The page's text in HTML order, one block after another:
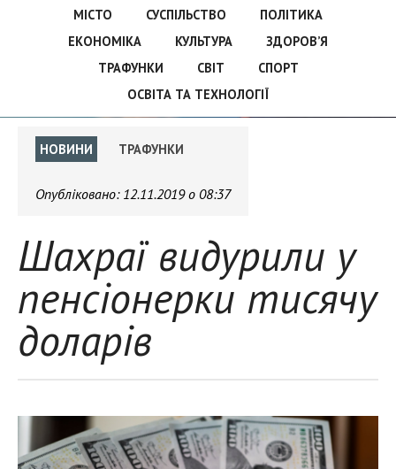
МІСТО СУСПІЛЬСТВО
ПОЛІТИКА
ЕКОНОМІКА
КУЛЬТУРА
ЗДОРОВ’Я
ТРАФУНКИ
СВІТ
СПОРТ
ОСВІТА ТА ТЕХНОЛОГІЇ
НОВИНИ ТРАФУНКИ
Опубліковано: 12.11.2019 о 08:37
Шахраї видурили у
пенсіонерки тисячу
доларів